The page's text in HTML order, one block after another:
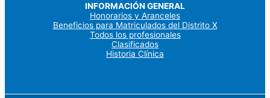
INFORMACIÓN GENERAL
Honorarios y Aranceles
Beneficios para Matriculados del Distrito X
Todos los profesionales
Clasificados
Historia Clínica